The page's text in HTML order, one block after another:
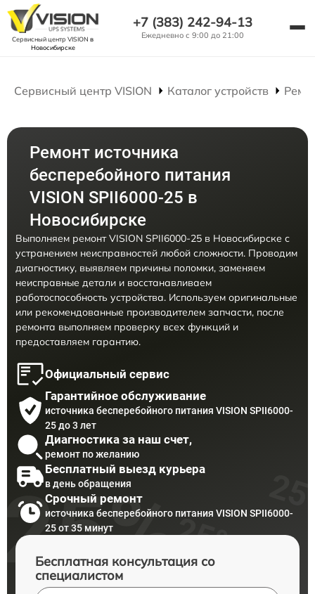
Сервисный центр VISION в
Новосибирске
+7 (383) 242-94-13
Ежедневно с 9:00 до 21:00
Сервисный центр VISION Каталог устройств
Ремонт источника
бесперебойного питания
VISION SPII6000-25 в
Новосибирске
Выполняем ремонт VISION SPII6000-25 в Новосибирске с
устранением неисправностей любой сложности. Проводим
диагностику, выявляем причины поломки, заменяем
неисправные детали и восстанавливаем
работоспособность устройства. Используем оригинальные
или рекомендованные производителем запчасти, после
ремонта выполняем проверку всех функций и
предоставляем гарантию.
Официальный сервис
Гарантийное обслуживание
источника бесперебойного питания VISION SPII6000-
25 до 3 лет
Диагностика за наш счет,
ремонт по желанию
Бесплатный выезд курьера
в день обращения
Срочный ремонт
источника бесперебойного питания VISION SPII6000-
25 от 35 минут
Бесплатная консультация со
специалистом